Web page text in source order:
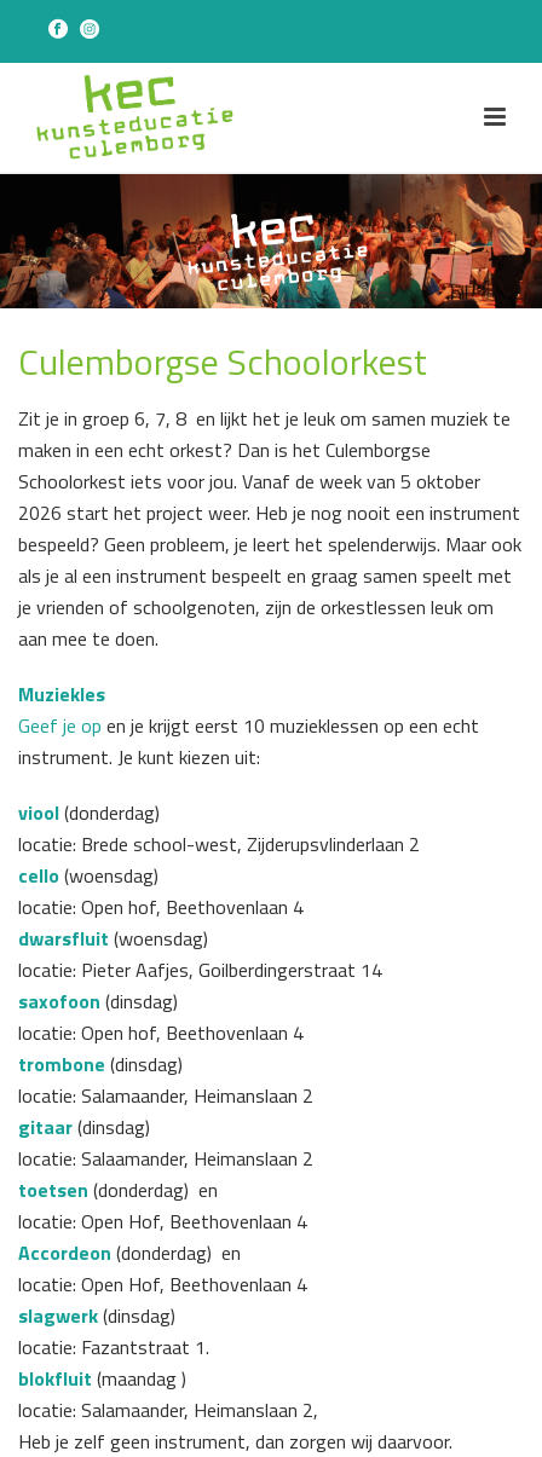
Culemborgse Schoolorkest
Zit je in groep 6, 7, 8 en lijkt het je leuk om samen muziek te
maken in een echt orkest? Dan is het Culemborgse
Schoolorkest iets voor jou. Vanaf de week van 5 oktober
2026 start het project weer. Heb je nog nooit een instrument
bespeeld? Geen probleem, je leert het spelenderwijs. Maar ook
als je al een instrument bespeelt en graag samen speelt met
je vrienden of schoolgenoten, zijn de orkestlessen leuk om
aan mee te doen.
Muziekles
Geef je op en je krijgt eerst 10 muzieklessen op een echt
instrument. Je kunt kiezen uit:
viool(donderdag)
locatie: Brede school-west, Zijderupsvlinderlaan 2
cello(woensdag)
locatie: Open hof, Beethovenlaan 4
dwarsfluit (woensdag)
locatie: Pieter Aafjes, Goilberdingerstraat 14
saxofoon (dinsdag)
locatie: Open hof, Beethovenlaan 4
trombone (dinsdag)
locatie: Salamaander, Heimanslaan 2
gitaar(dinsdag)
locatie: Salaamander, Heimanslaan 2
toetsen (donderdag) en
locatie: Open Hof, Beethovenlaan 4
Accordeon (donderdag) en
locatie: Open Hof, Beethovenlaan 4
slagwerk(dinsdag)
locatie: Fazantstraat 1.
blokfluit (maandag )
locatie: Salamaander, Heimanslaan 2,
Heb je zelf geen instrument, dan zorgen wij daarvoor.